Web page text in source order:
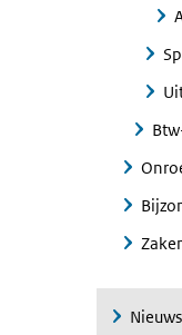
Nieuws